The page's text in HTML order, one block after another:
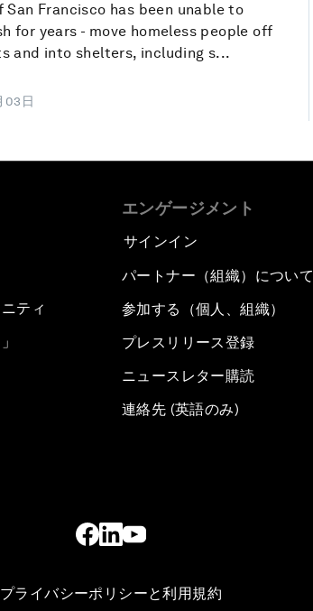
Francisco has been unable to
for years - move homeless people off
and into shelters, including s...
03日
ティ
エンゲージメント
サインイン
パートナー（組織）について
参加する（個人、組織）
プレスリリース登録
ニュースレター購読
連絡先 (英語のみ)
プライバシーポリシーと利用規約